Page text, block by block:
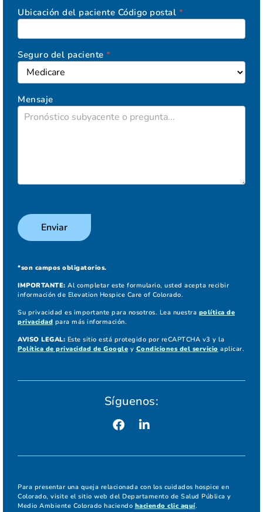
Ubicación del paciente Código postal *
Seguro del paciente *
Seguro
del
paciente
Mensaje
Enviar
*son campos obligatorios.
IMPORTANTE: Al completar este formulario, usted acepta recibir
información de Elevation Hospice Care of Colorado.
Su privacidad es importante para nosotros. Lea nuestra política de
privacidad para más información.
AVISO LEGAL: Este sitio está protegido por reCAPTCHA v3 y la
Política de privacidad de Google y Condiciones del servicio aplicar.
Síguenos:
Para presentar una queja relacionada con los cuidados hospice en
Colorado, visite el sitio web del Departamento de Salud Pública y
Medio Ambiente Colorado haciendo haciendo clic aquí.